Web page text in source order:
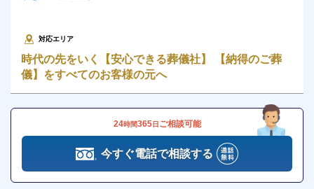
一般葬と比較すると遺族の心理的負担が少ないことが
特長で、より落ち着いた雰囲気の中で故人を偲ぶこと
そのため、気兼ねなくアットホームな葬儀を希望され
る場合は、家族葬がおすすめです。
アイワホール戸田は小規模の家族葬に特化した斎場で
対応エリア
時代の先をいく【安心できる葬儀社】 【納得のご葬
儀】をすべてのお客様の元へ
24時間365日 ご相談可能
今すぐ電話で相談する